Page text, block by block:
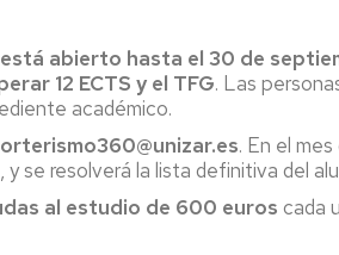
abierto hasta el 30 de
12 ECTS y el TFG. Las
académico.
. En el
se resolverá la lista definitiva del
al estudio de 600 euros cada